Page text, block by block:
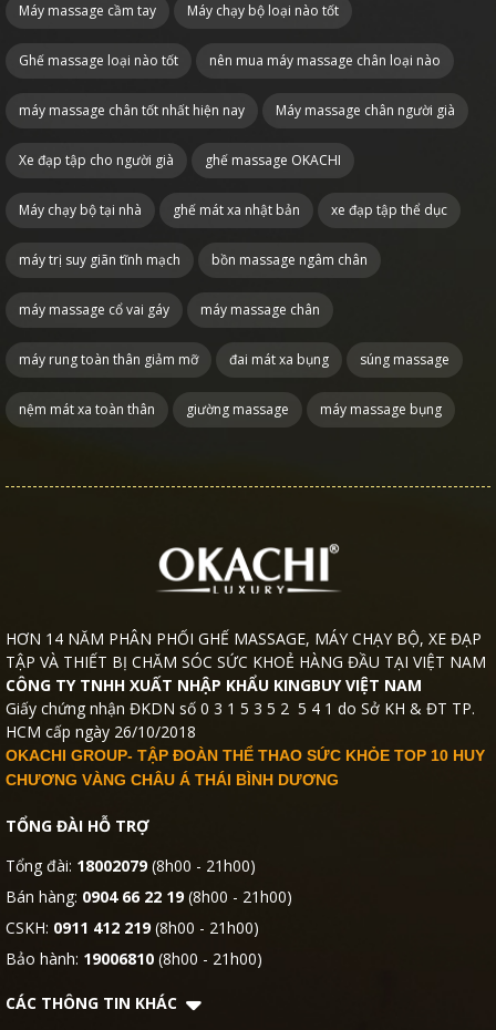
Máy massage cầm tay Máy chạy bộ loại nào tốt
Ghế massage loại nào tốt nên mua máy massage chân loại nào
máy massage chân tốt nhất hiện nay Máy massage chân người già
Xe đạp tập cho người già ghế massage OKACHI
Máy chạy bộ tại nhà ghế mát xa nhật bản xe đạp tập thể dục
máy trị suy giãn tĩnh mạch bồn massage ngâm chân
máy massage cổ vai gáy máy massage chân
máy rung toàn thân giảm mỡ đai mát xa bụng súng massage
nệm mát xa toàn thân giường massage máy massage bụng
HƠN 14 NĂM PHÂN PHỐI GHẾ MASSAGE, MÁY CHẠY BỘ, XE ĐẠP
TẬP VÀ THIẾT BỊ CHĂM SÓC SỨC KHOẺ HÀNG ĐẦU TẠI VIỆT NAM
CÔNG TY TNHH XUẤT NHẬP KHẨU KINGBUY VIỆT NAM
Giấy chứng nhận ĐKDN số 0 3 1 5 3 5 2 5 4 1 do Sở KH & ĐT TP.
HCM cấp ngày 26/10/2018
OKACHI GROUP- TẬP ĐOÀN THỂ THAO SỨC KHỎE TOP 10 HUY
CHƯƠNG VÀNG CHÂU Á THÁI BÌNH DƯƠNG
TỔNG ĐÀI HỖ TRỢ
Tổng đài: 18002079(8h00 - 21h00)
Bán hàng: 0904 66 22 19(8h00 - 21h00)
CSKH: 0911 412 219(8h00 - 21h00)
Bảo hành: 19006810 (8h00 - 21h00)
CÁC THÔNG TIN KHÁC